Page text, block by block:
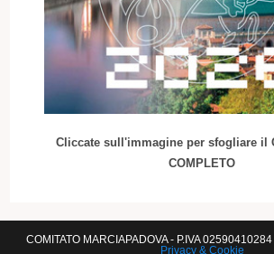
Cliccate sull'immagine per sfogliare il
COMPLETO
COMITATO MARCIAPADOVA - P.IVA
Privacy & Cookie